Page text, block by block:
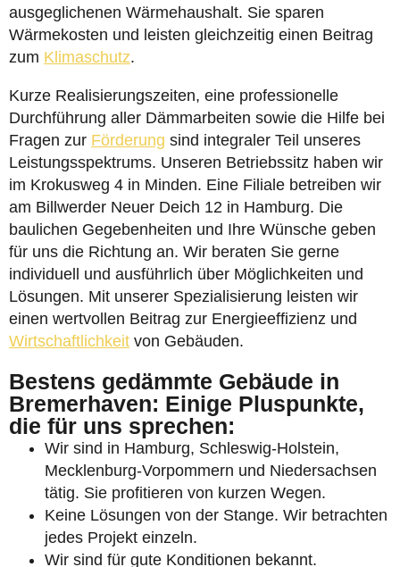
ausgeglichenen Wärmehaushalt. Sie sparen
Wärmekosten und leisten gleichzeitig einen Beitrag
zum Klimaschutz.
Kurze Realisierungszeiten, eine professionelle
Durchführung aller Dämmarbeiten sowie die Hilfe bei
Fragen zur Förderung sind integraler Teil unseres
Leistungsspektrums. Unseren Betriebssitz haben wir
im Krokusweg 4 in Minden. Eine Filiale betreiben wir
am Billwerder Neuer Deich 12 in Hamburg. Die
baulichen Gegebenheiten und Ihre Wünsche geben
für uns die Richtung an. Wir beraten Sie gerne
individuell und ausführlich über Möglichkeiten und
Lösungen. Mit unserer Spezialisierung leisten wir
einen wertvollen Beitrag zur Energieeffizienz und
Wirtschaftlichkeit von Gebäuden.
Bestens gedämmte Gebäude in
Bremerhaven: Einige Pluspunkte,
die für uns sprechen:
Wir sind in Hamburg, Schleswig-Holstein,
Mecklenburg-Vorpommern und Niedersachsen
tätig. Sie profitieren von kurzen Wegen.
Keine Lösungen von der Stange. Wir betrachten
jedes Projekt einzeln.
Wir sind für gute Konditionen bekannt.